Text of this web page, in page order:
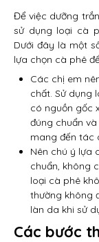
Để việc dưỡng
sử dụng loại cà
Dưới đây là một
lựa chọn cà phê
Các chị em
chất. Sử dụng
có nguồn gốc
đúng chuẩn
mang đến tác
Nên chú ý lựa
chuẩn, không
loại cà phê
thường không
làn da khi sử
Các bước